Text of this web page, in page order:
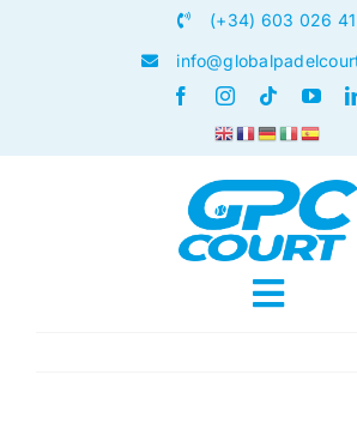
(+34) 603 026
Toggle